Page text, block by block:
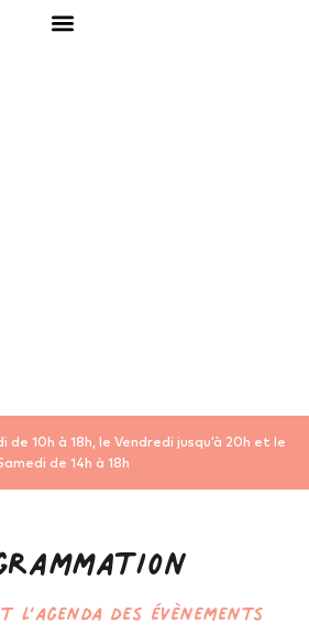
10h à 18h, le Vendredi jusqu’à 20h et le
de 14h à 18h
des évènements